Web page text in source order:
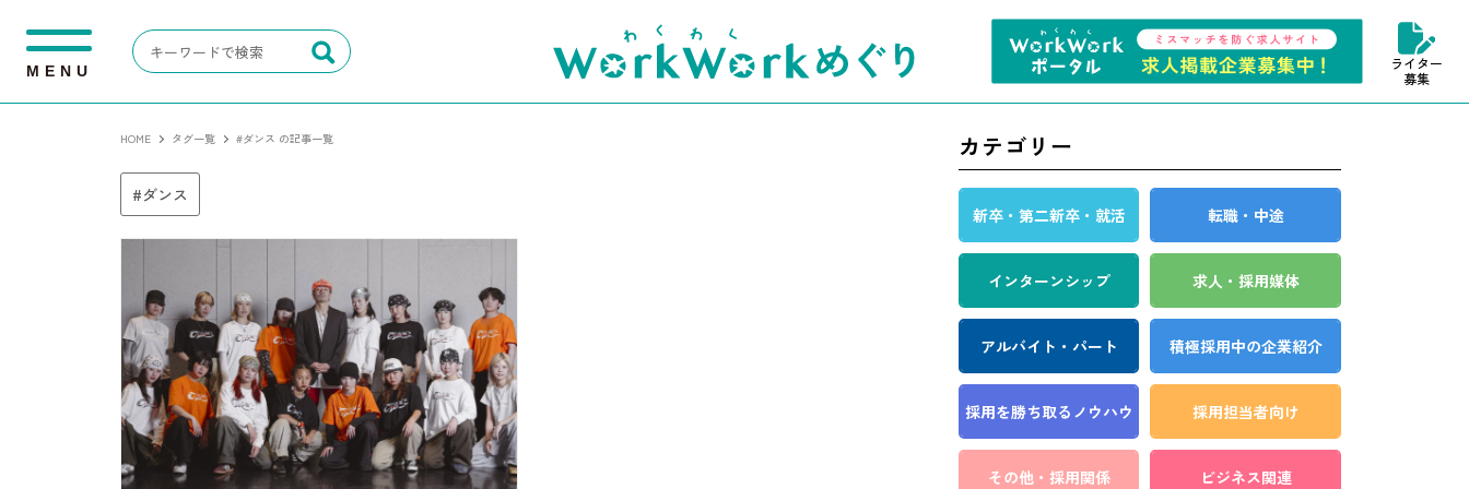
M E N U
ライター
募集
HOME タグ一覧 #ダンス の記事一覧
ダンス
カテゴリー
新卒・第二新卒・就活 転職・中途
インターンシップ 求人・採用媒体
アルバイト・パート 積極採用中の企業紹介
採用を勝ち取る ノウハウ 採用担当者向け
その他・採用関係 ビジネス関連